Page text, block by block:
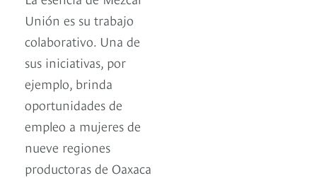
Unión es su trabajo
colaborativo. Una de
sus iniciativas, por
ejemplo, brinda
oportunidades de
empleo a mujeres de
nueve regiones
productoras de Oaxaca